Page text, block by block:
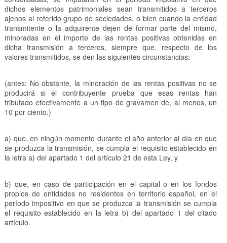
dichos elementos patrimoniales sean transmitidos a terceros
ajenos al referido grupo de sociedades, o bien cuando la entidad
transmitente o la adquirente dejen de formar parte del mismo,
minoradas en el importe de las rentas positivas obtenidas en
dicha transmisión a terceros, siempre que, respecto de los
valores transmitidos, se den las siguientes circunstancias:
(antes: No obstante, la minoración de las rentas positivas no se
producirá si el contribuyente prueba que esas rentas han
tributado efectivamente a un tipo de gravamen de, al menos, un
10 por ciento.)
a) que, en ningún momento durante el año anterior al día en que
se produzca la transmisión, se cumpla el requisito establecido en
la letra a) del apartado 1 del artículo 21 de esta Ley, y
b) que, en caso de participación en el capital o en los fondos
propios de entidades no residentes en territorio español, en el
período impositivo en que se produzca la transmisión se cumpla
el requisito establecido en la letra b) del apartado 1 del citado
artículo.